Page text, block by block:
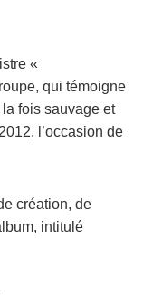
«
qui témoigne
fois sauvage et
l’occasion de
création, de
intitulé